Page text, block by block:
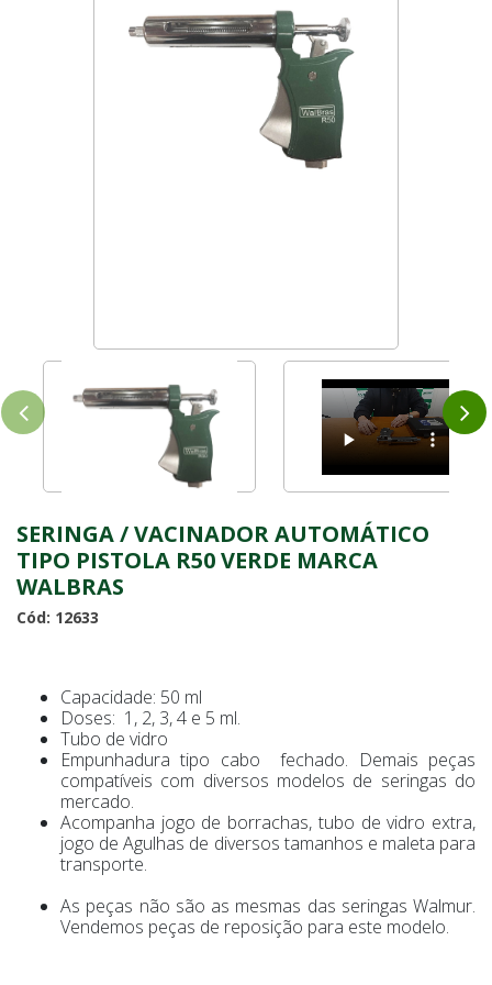
SERINGA / VACINADOR AUTOMÁTICO
TIPO PISTOLA R50 VERDE MARCA
WALBRAS
Cód: 12633
Capacidade: 50 ml
Doses: 1, 2, 3, 4 e 5 ml.
Tubo de vidro
Empunhadura tipo cabo fechado. Demais peças
compatíveis com diversos modelos de seringas do
mercado.
Acompanha jogo de borrachas, tubo de vidro extra,
jogo de Agulhas de diversos tamanhos e maleta para
transporte.
As peças não são as mesmas das seringas Walmur.
Vendemos peças de reposição para este modelo.